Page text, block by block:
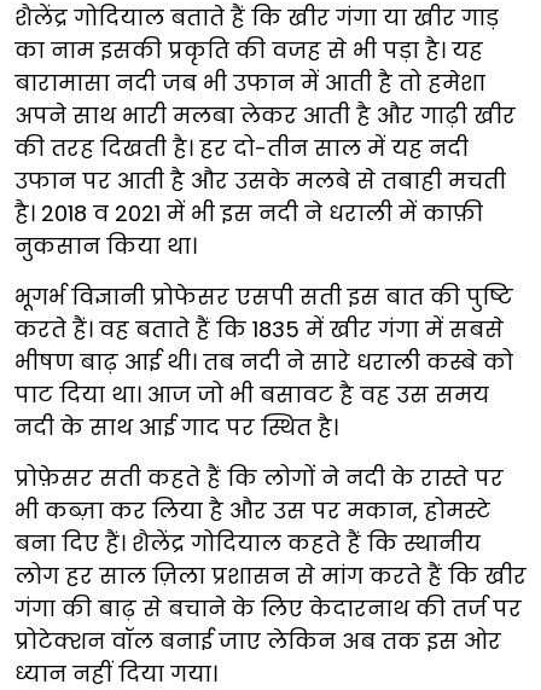
शैलेंद्र गोदियाल बताते हैं कि खीर गंगा या खीर गाड़
का नाम इसकी प्रकृति की वजह से भी पड़ा है। यह
बारामासा नदी जब भी उफान में आती है तो हमेशा
अपने साथ भारी मलबा लेकर आती है और गाढ़ी खीर
की तरह दिखती है। हर दो-तीन साल में यह नदी
उफान पर आती है और उसके मलबे से तबाही मचती
है। 2018 व 2021 में भी इस नदी ने धराली में काफ़ी
नुकसान किया था।
भूगर्भ विज्ञानी प्रोफेसर एसपी सती इस बात की पुष्टि
करते हैं। वह बताते हैं कि 1835 में खीर गंगा में सबसे
भीषण बाढ़ आई थी। तब नदी ने सारे धराली कस्बे को
पाट दिया था। आज जो भी बसावट है वह उस समय
नदी के साथ आई गाद पर स्थित है।
प्रोफ़ेसर सती कहते हैं कि लोगों ने नदी के रास्ते पर
भी कब्ज़ा कर लिया है और उस पर मकान, होमस्टे
बना दिए हैं। शैलेंद्र गोदियाल कहते हैं कि स्थानीय
लोग हर साल ज़िला प्रशासन से मांग करते हैं कि खीर
गंगा की बाढ़ से बचाने के लिए केदारनाथ की तर्ज पर
प्रोटेक्शन वॉल बनाई जाए लेकिन अब तक इस ओर
ध्यान नहीं दिया गया।